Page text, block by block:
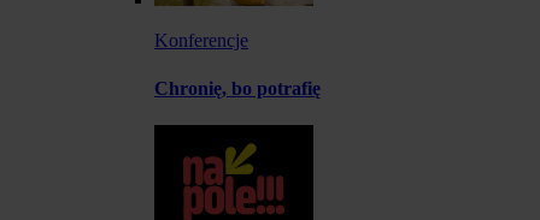
Konferencje
Chronię, bo potrafię